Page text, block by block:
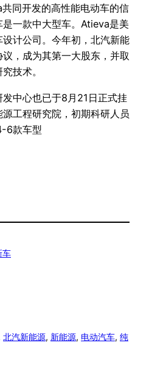
同开发的高性能电动车的信
一款中大型车。Atieva是美
计公司。今年初，北汽新能
，成为其第一大股东，并取
技术。
中心也已于8月21日正式挂
工程研究院，初期科研人员
6款车型
车
北汽新能源, 新能源, 电动汽车, 纯